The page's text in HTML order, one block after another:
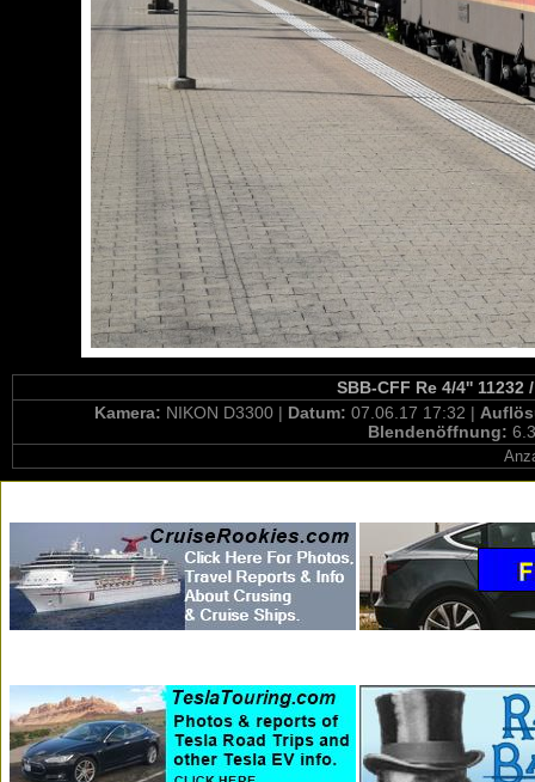
SBB-CFF Re 4/4'' 11232
Kamera: NIKON D3300 | Datum: 07.06.17 17:32 |
Blendenöffnung: